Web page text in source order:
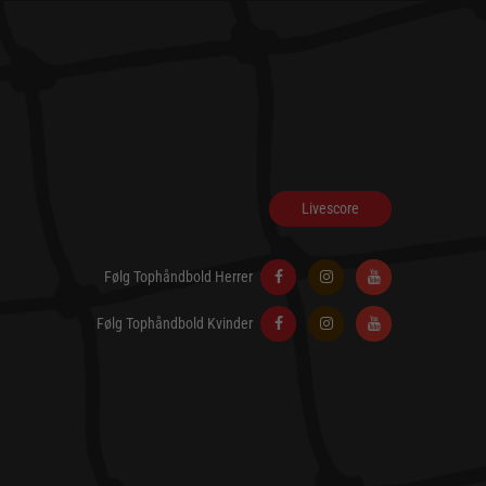
Livescore
Følg Tophåndbold Herrer
Følg Tophåndbold Kvinder